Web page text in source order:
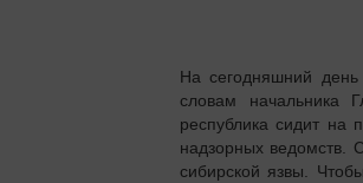
На сегодняшний день
словам начальника
республика сидит на
надзорных ведомств.
сибирской язвы.